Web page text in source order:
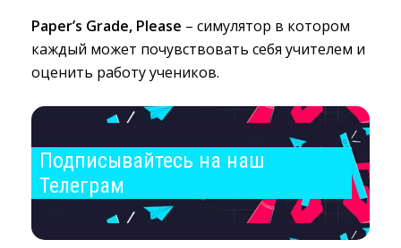
Paper’s Grade, Please – симулятор в котором
каждый может почувствовать себя учителем и
оценить работу учеников.
Подписывайтесь на наш
Телеграм